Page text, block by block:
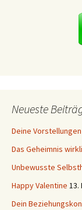
Neueste
Deine
Das Geheimnis
Unbewusste
Happy Valentine 13.
Dein